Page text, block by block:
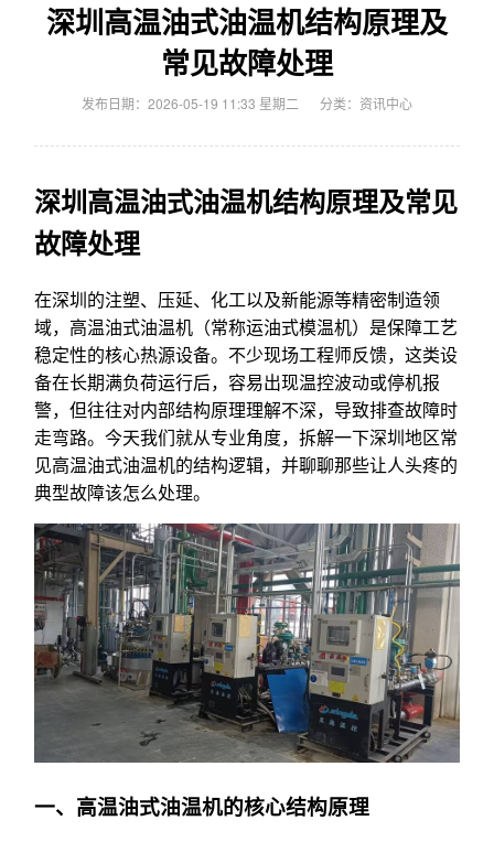
深圳高温油式油温机结构原理及
常见故障处理
发布日期：2026-05-19 11:33 星期二 分类： 资讯中心
深圳高温油式油温机结构原理及常见
故障处理
在深圳的注塑、压延、化工以及新能源等精密制造领
域，高温油式油温机（常称运油式模温机）是保障工艺
稳定性的核心热源设备。不少现场工程师反馈，这类设
备在长期满负荷运行后，容易出现温控波动或停机报
警，但往往对内部结构原理理解不深，导致排查故障时
走弯路。今天我们就从专业角度，拆解一下深圳地区常
见高温油式油温机的结构逻辑，并聊聊那些让人头疼的
典型故障该怎么处理。
一、高温油式油温机的核心结构原理